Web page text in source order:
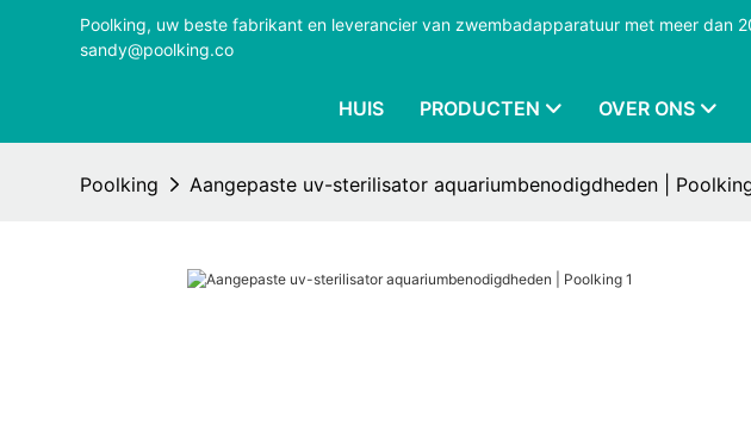
Poolking, uw beste fabrikant en leverancier van zwembadapparatuur met meer dan
sandy@poolking.co
HUIS PRODUCTEN OVER ONS
Poolking Aangepaste uv-sterilisator aquariumbenodigdheden |